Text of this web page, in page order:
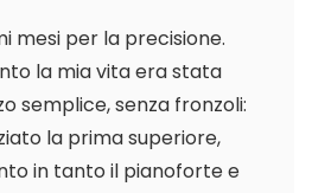
mesi per la precisione.
la mia vita era stata
semplice, senza fronzoli:
la prima superiore,
in tanto il pianoforte e